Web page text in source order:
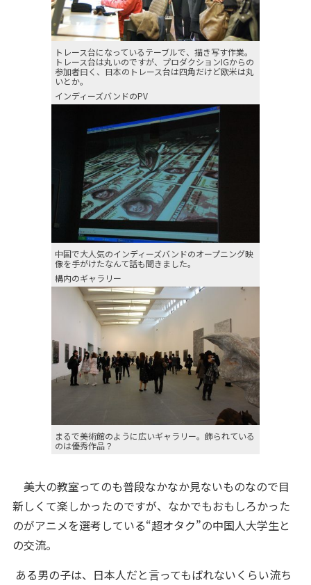
トレース台になっているテーブルで、描き写す作業。
トレース台は丸いのですが、プロダクションIGからの
参加者曰く、日本のトレース台は四角だけど欧米は丸
いとか。
インディーズバンドのPV
中国で大人気のインディーズバンドのオープニング映
像を手がけたなんて話も聞きました。
構内のギャラリー
まるで美術館のように広いギャラリー。飾られている
のは優秀作品？
美大の教室ってのも普段なかなか見ないものなので目
新しくて楽しかったのですが、なかでもおもしろかった
のがアニメを選考している“超オタク”の中国人大学生と
の交流。
ある男の子は、日本人だと言ってもばれないくらい流ち